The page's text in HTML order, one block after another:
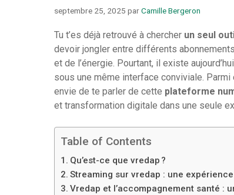
septembre 25, 2025 parCamille Bergeron
Tu t’es déjà retrouvé à chercher un seul
devoir jongler entre différents
et de l’énergie. Pourtant, il existe
sous une même interface conviviale. Parmi
envie de te parler de cette plateforme
et transformation digitale dans une seule
Table of Contents
Qu’est-ce que vredap ?
Streaming sur vredap : une
Vredap et l’accompagnement santé :